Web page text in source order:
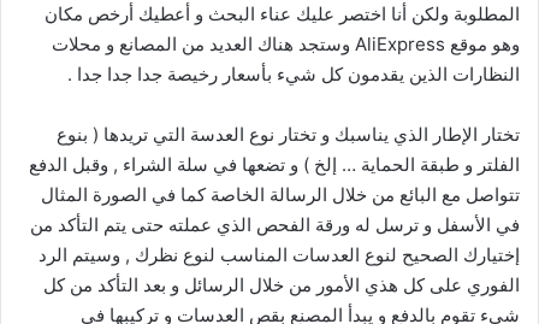
المطلوبة ولكن أنا اختصر عليك عناء البحث و أعطيك أرخص مكان
وهو موقع AliExpress وستجد هناك العديد من المصانع و محلات
النظارات الذين يقدمون كل شيء بأسعار رخيصة جدا جدا جدا .
تختار الإطار الذي يناسبك و تختار نوع العدسة التي تريدها ( بنوع
الفلتر و طبقة الحماية … إلخ ) و تضعها في سلة الشراء , وقبل الدفع
تتواصل مع البائع من خلال الرسالة الخاصة كما في الصورة المثال
في الأسفل و ترسل له ورقة الفحص الذي عملته حتى يتم التأكد من
إختيارك الصحيح لنوع العدسات المناسب لنوع نظرك , وسيتم الرد
الفوري على كل هذي الأمور من خلال الرسائل و بعد التأكد من كل
شيء تقوم بالدفع و يبدأ المصنع بقص العدسات و تركيبها في